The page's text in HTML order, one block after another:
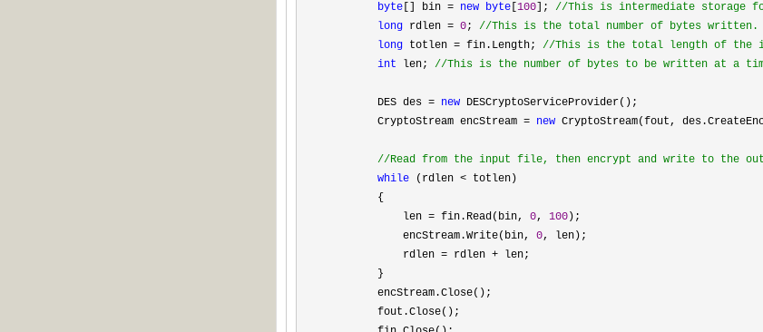
byte [] bin = new byte 100 ]; //This is intermediate storage
long rdlen = 0; //This is the total number of bytes written.
long totlen = fin.Length; //This is the total length of the
int len; //This is the number of bytes to be written at a
DES des = new DESCryptoServiceProvider();
CryptoStream encStream = new CryptoStream(fout,
//Read from the input file, then encrypt and write to the
while (rdlen < totlen)
{
len = fin.Read(bin, 0, 100 );
encStream.Write(bin, 0, len);
rdlen = rdlen + len;
}
encStream.Close();
fout.Close();